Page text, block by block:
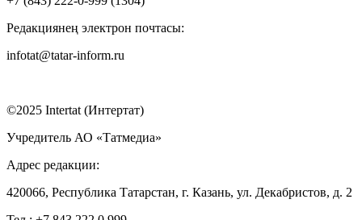
Редакциянең электрон почтасы:
infotat@tatar-inform.ru
©2025 Intertat (Интертат)
Учредитель АО «Татмедиа»
Адрес редакции:
420066, Республика Татарстан, г. Казань, ул. Декабристов, д. 2